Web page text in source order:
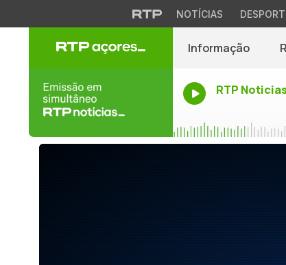
NOTÍCIAS
Informação
RTP